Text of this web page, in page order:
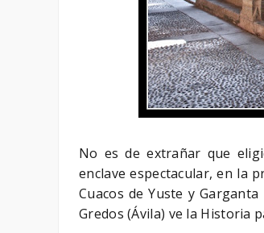
No es de extrañar que
enclave espectacular, en la
Cuacos de Yuste y
Gredos (Ávila) ve la Historia